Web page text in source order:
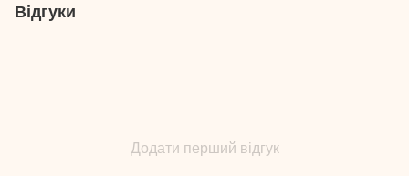
Відгуки
Додати перший відгук